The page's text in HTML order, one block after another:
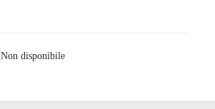
Non disponibile